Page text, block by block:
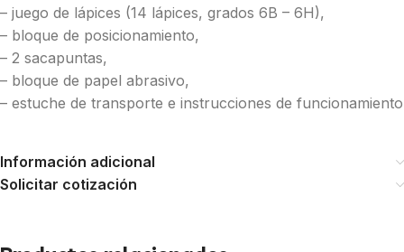
– juego de lápices (14 lápices, grados 6B – 6H),
– bloque de posicionamiento,
– 2 sacapuntas,
– bloque de papel abrasivo,
– estuche de transporte e instrucciones de funcionamiento
Información adicional
Solicitar cotización